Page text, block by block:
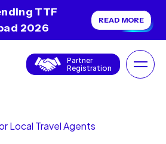
TTF
2026
READ MORE
Partner
Registration
Local Travel Agents